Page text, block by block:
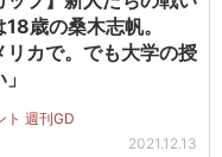
歳の桑木志帆。
リカで。でも大学の授
ト 週刊GD
2021.12.13